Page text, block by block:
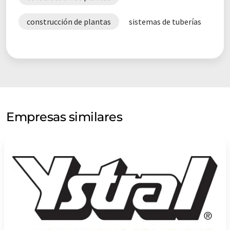
construcción de plantas sistemas de tuberías
Empresas similares